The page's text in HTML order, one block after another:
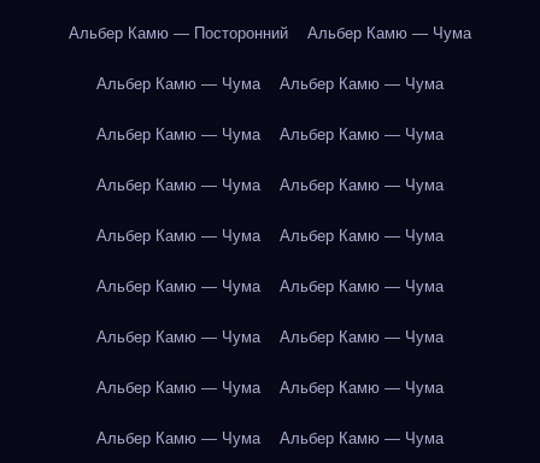
Альбер Камю — Посторонний Альбер Камю — Чума
Альбер Камю — Чума Альбер Камю — Чума
Альбер Камю — Чума Альбер Камю — Чума
Альбер Камю — Чума Альбер Камю — Чума
Альбер Камю — Чума Альбер Камю — Чума
Альбер Камю — Чума Альбер Камю — Чума
Альбер Камю — Чума Альбер Камю — Чума
Альбер Камю — Чума Альбер Камю — Чума
Альбер Камю — Чума Альбер Камю — Чума